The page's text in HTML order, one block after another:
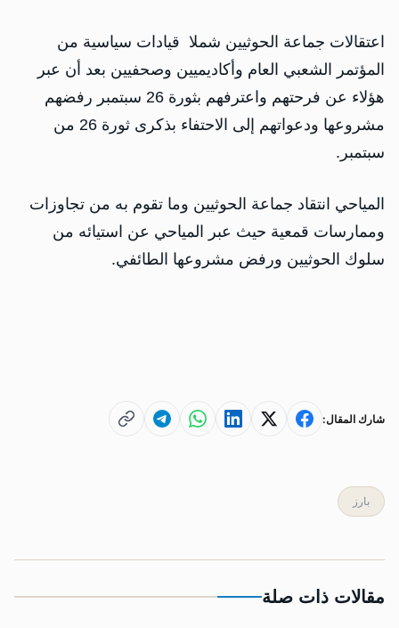
اعتقالات جماعة الحوثيين شملا قيادات سياسية من
المؤتمر الشعبي العام وأكاديميين وصحفيين بعد أن عبر
هؤلاء عن فرحتهم واعترفهم بثورة 26 سبتمبر رفضهم
مشروعها ودعواتهم إلى الاحتفاء بذكرى ثورة 26 من
سبتمبر.
المياحي انتقاد جماعة الحوثيين وما تقوم به من تجاوزات
وممارسات قمعية حيث عبر المياحي عن استيائه من
سلوك الحوثيين ورفض مشروعها الطائفي.
شارك المقال:
بارز
مقالات ذات صلة